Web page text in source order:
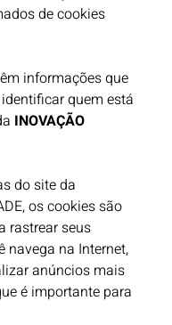
de cookies
informações que
quem está
INOVAÇÃO
do site da
os cookies são
rastrear seus
navega na Internet,
anúncios mais
é importante para